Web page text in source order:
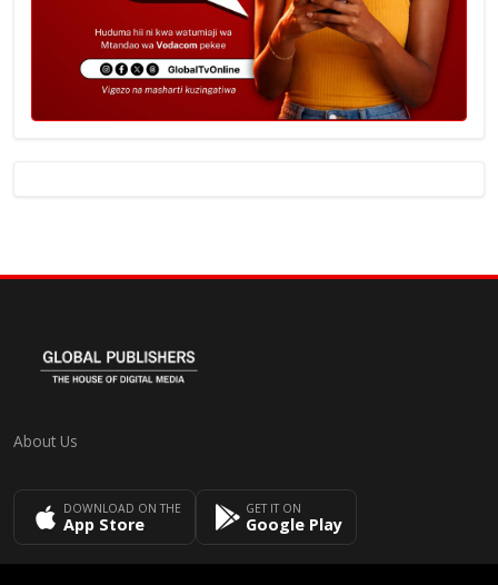
About Us
DOWNLOAD ON THE
App Store
GET IT ON
Google Play